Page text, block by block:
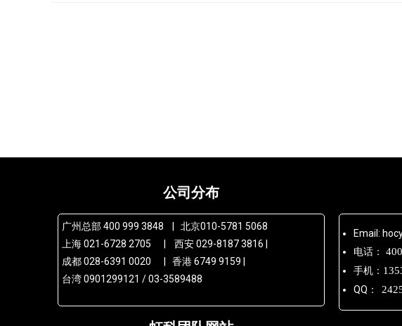
公司分布
广州总部 400 999 3848 | 北京010-5781 5068
上海 021-6728 2705 | 西安 029-8187 3816 |
成都 028-6391 0020 | 香港 6749 9159 |
台湾 0901299121 / 03-3589488
Email:
电话：
手机：
QQ：